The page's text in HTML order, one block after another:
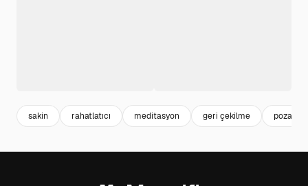
sakin rahatlatıcı meditasyon geri çekilme poza